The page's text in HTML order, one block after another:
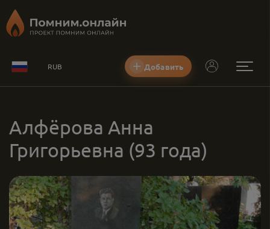
RUB Добавить
Алфёрова Анна
Григорьевна (93 года)